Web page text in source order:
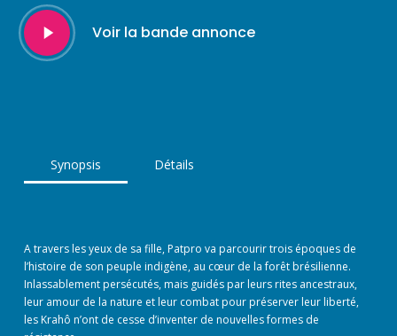
Play
Video
Voir la bande annonce
Synopsis Détails
A travers les yeux de sa fille, Patpro va parcourir trois époques de
l’histoire de son peuple indigène, au cœur de la forêt brésilienne.
Inlassablement persécutés, mais guidés par leurs rites ancestraux,
leur amour de la nature et leur combat pour préserver leur liberté,
les Krahô n’ont de cesse d’inventer de nouvelles formes de